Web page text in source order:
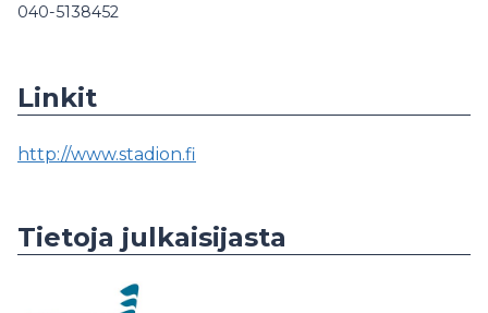
040-5138452
Linkit
http://www.stadion.fi
Tietoja julkaisijasta